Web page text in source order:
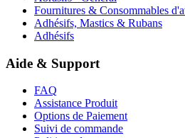
Fournitures & Consommables
Adhésifs, Mastics & Rubans
Adhésifs
Aide & Support
FAQ
Assistance Produit
Options de Paiement
Suivi de commande